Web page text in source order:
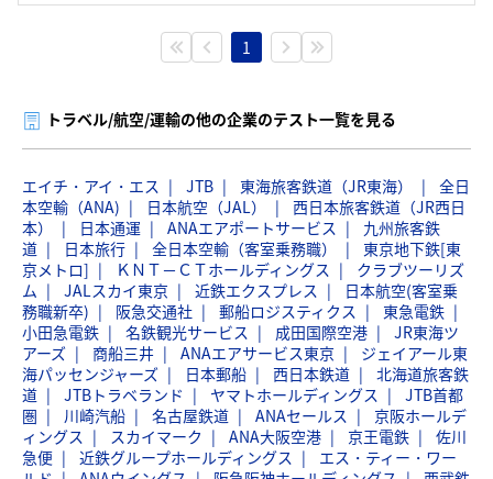
1
トラベル/航空/運輸の他の企業のテスト一覧を見る
エイチ・アイ・エス JTB 東海旅客鉄道（JR東海）
全日
本空輸（ANA)
日本航空（JAL）
西日本旅客鉄道（JR西日
本）
日本通運 ANAエアポートサービス
九州旅客鉄
道
日本旅行 全日本空輸（客室乗務職）
東京地下鉄[東
京メトロ]
ＫＮＴ－ＣＴホールディングス
クラブツーリズ
ム
JALスカイ東京 近鉄エクスプレス
日本航空(客室乗
務職新卒)
阪急交通社 郵船ロジスティクス
東急電鉄
小田急電鉄
名鉄観光サービス 成田国際空港
JR東海ツ
アーズ
商船三井 ANAエアサービス東京
ジェイアール東
海パッセンジャーズ
日本郵船 西日本鉄道
北海道旅客鉄
道
JTBトラベランド ヤマトホールディングス
JTB首都
圏
川崎汽船 名古屋鉄道 ANAセールス
京阪ホールデ
ィングス
スカイマーク ANA大阪空港 京王電鉄
佐川
急便
近鉄グループホールディングス
エス・ティー・ワー